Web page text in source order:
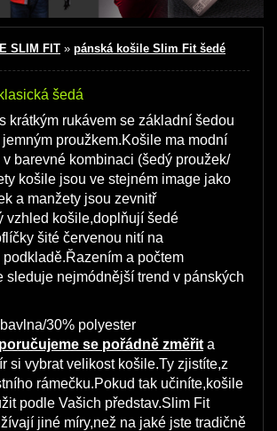
SLIM FIT » pánská košile Slim Fit šedé
šedá
krátkým rukávem se základní šedou
proužkem.Košile ma modní
barevné kombinaci (šedý proužek/
košile jsou ve stejném image jako
a manžety jsou zevnitř
vzhled košile,doplňují šedé
šité červenou nití na
a počtem
sleduje nejmódnější trend v pánských
30% polyester
se pořádně změřit a
si vybrat velikost košile.Ty zjistíte,z
rámečku.Pokud tak učiníte,košile
podle Vašich představ.Slim Fit
jiné míry,než na jaké jste tradičně